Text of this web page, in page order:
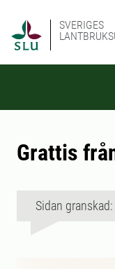
SVERIGES
Grattis
Sidan